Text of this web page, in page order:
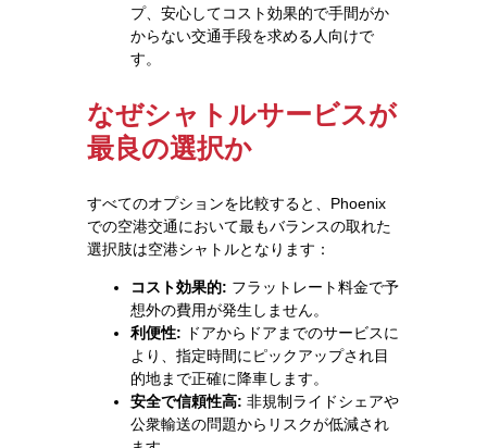
プ、安心してコスト効果的で手間がか
からない交通手段を求める人向けで
す。
なぜシャトルサービスが
最良の選択か
すべてのオプションを比較すると、Phoenix
での空港交通において最もバランスの取れた
選択肢は空港シャトルとなります：
コスト効果的: フラットレート料金で予
想外の費用が発生しません。
利便性: ドアからドアまでのサービスに
より、指定時間にピックアップされ目
的地まで正確に降車します。
安全で信頼性高: 非規制ライドシェアや
公衆輸送の問題からリスクが低減され